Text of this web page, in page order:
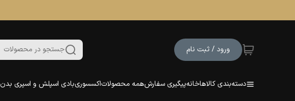
ورود / ثبت نام جستجو در محصولات
دسته‌بندی کالاهاخانهپیگیری سفارشهمه محصولاتاکسسوریبادی اسپلش و اسپری بدن